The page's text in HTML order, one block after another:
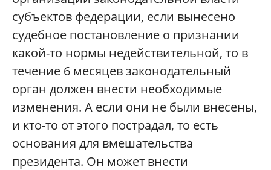
субъектов федерации, если вынесено
судебное постановление о признании
какой-то нормы недействительной, то в
течение 6 месяцев законодательный
орган должен внести необходимые
изменения. А если они не были внесены,
и кто-то от этого пострадал, то есть
основания для вмешательства
президента. Он может внести